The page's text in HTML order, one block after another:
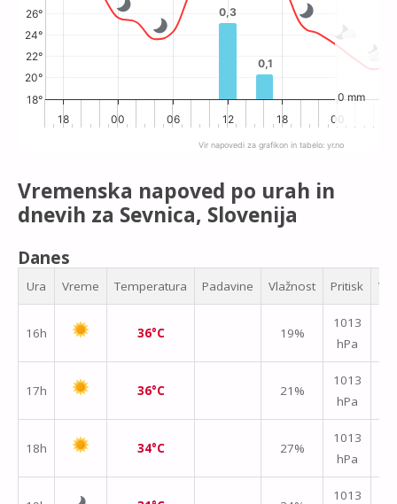
Vir napovedi za grafikon in tabelo: yr.no
18°
20°
22°
24°
26°
0 mm
0,3
0,3
0,1
0,1
18 00 06 12 18 00
Vremenska napoved po urah in
dnevih za Sevnica, Slovenija
Danes
Ura Vreme Temperatura Padavine Vlažnost Pritisk
16h 36°C 19%
1013
hPa
17h 36°C 21%
1013
hPa
18h 34°C 27%
1013
hPa
1013